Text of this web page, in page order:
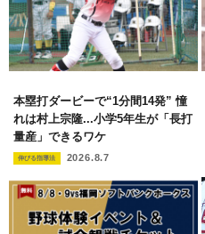
本塁打ダービーで“1分間14発” 憧
れは村上宗隆...小学5年生が「長打
量産」できるワケ
伸びる指導法 2026.8.7